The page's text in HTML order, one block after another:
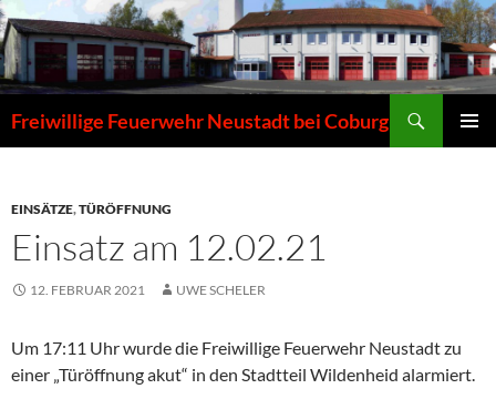
Zum
Inhalt
springen
Freiwillige Feuerwehr Neustadt bei Coburg
EINSÄTZE,TÜRÖFFNUNG
Einsatz am 12.02.21
12. FEBRUAR 2021 UWE SCHELER
Um 17:11 Uhr wurde die Freiwillige Feuerwehr Neustadt zu
einer „Türöffnung akut“ in den Stadtteil Wildenheid alarmiert.